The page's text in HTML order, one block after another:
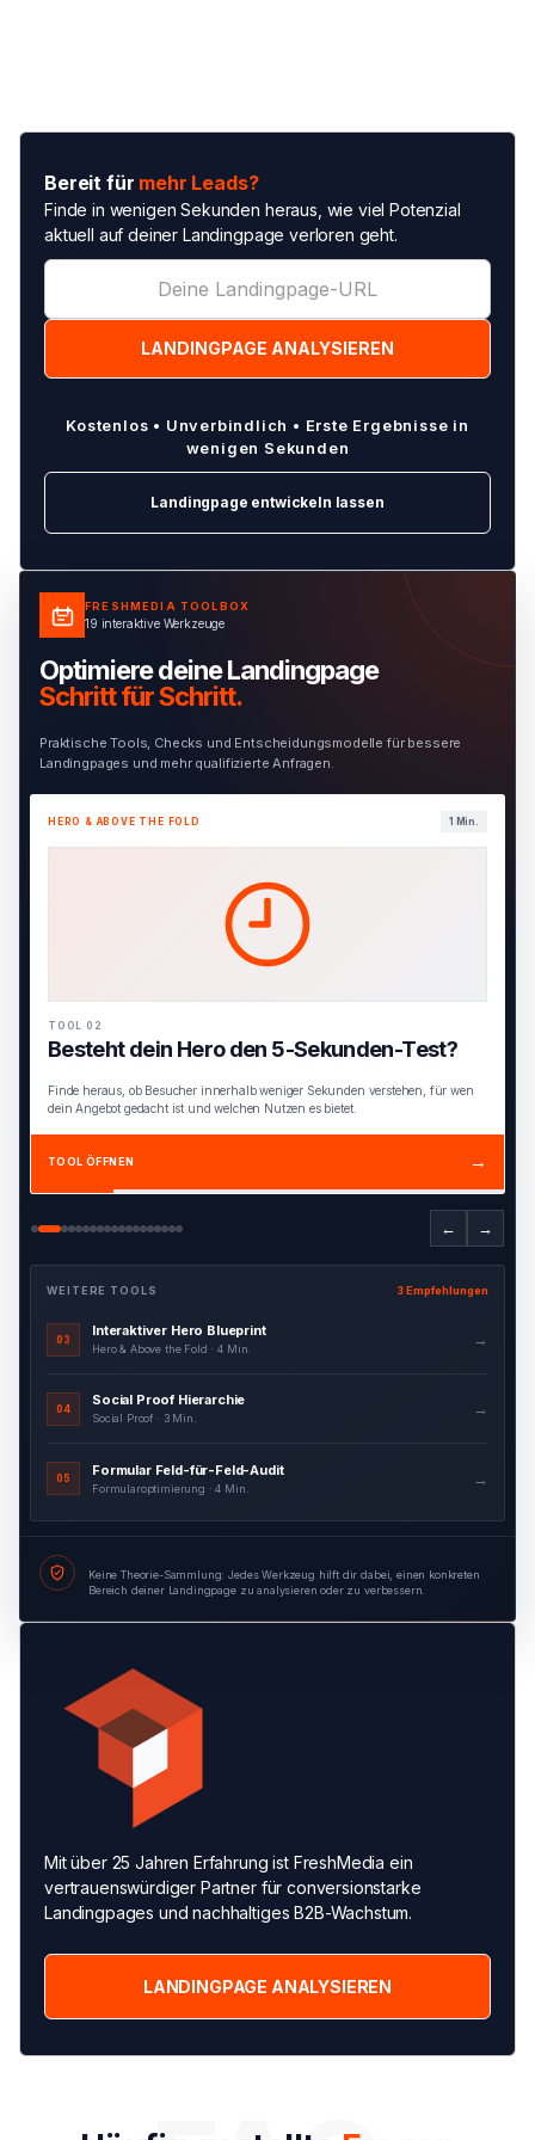
Bereit für mehr Leads?
Finde in wenigen Sekunden heraus, wie viel Potenzial
aktuell auf deiner Landingpage verloren geht.
Kostenlos • Unverbindlich • Erste Ergebnisse in
wenigen Sekunden
Landingpage entwickeln lassen
FRESHMEDIA TOOLBOX
19 interaktive Werkzeuge
Optimiere deine Landingpage
Schritt für Schritt.
Praktische Tools, Checks und Entscheidungsmodelle für bessere
Landingpages und mehr qualifizierte Anfragen.
HERO & ABOVE THE FOLD 1 Min.
TOOL 02
Besteht dein Hero den 5-Sekunden-Test?
Finde heraus, ob Besucher innerhalb weniger Sekunden verstehen, für wen
dein Angebot gedacht ist und welchen Nutzen es bietet.
TOOL ÖFFNEN →
← →
WEITERE TOOLS 3 Empfehlungen
03
Interaktiver Hero Blueprint
Hero & Above the Fold · 4 Min.
→
04
Social Proof Hierarchie
Social Proof · 3 Min.
→
05
Formular Feld-für-Feld-Audit
Formularoptimierung · 4 Min.
→
Keine Theorie-Sammlung: Jedes Werkzeug hilft dir dabei, einen konkreten
Bereich deiner Landingpage zu analysieren oder zu verbessern.
Mit über 25 Jahren Erfahrung ist FreshMedia ein
vertrauenswürdiger Partner für conversionstarke
Landingpages und nachhaltiges B2B-Wachstum.
LANDINGPAGE ANALYSIEREN